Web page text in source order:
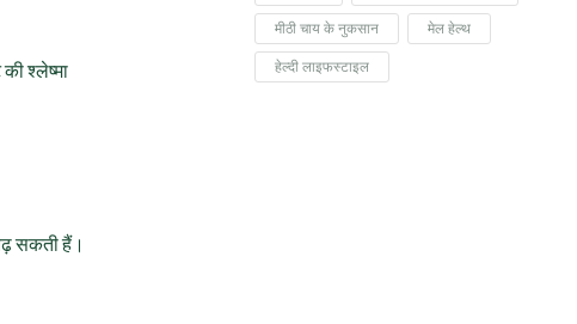
श्लेष्मा
सकती हैं।
मीठी चाय के नुकसान मेल हेल्थ
हेल्दी लाइफस्टाइल